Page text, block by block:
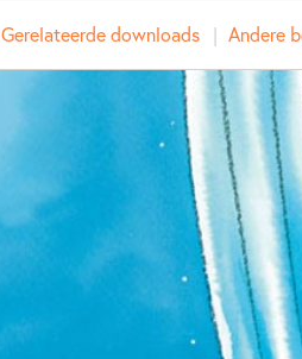
7
Gerelateerde downloads Andere